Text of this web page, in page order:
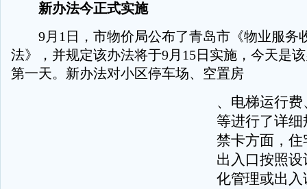
新办法今正式实施
9月1日，市物价局公布了青岛市《物业服务
法》，并规定该办法将于9月15日实施，今天是
第一天。新办法对小区停车场、空置房
、电梯运行
等进行了详
禁卡方面，
出入口按照
化管理或出